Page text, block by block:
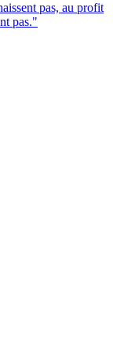
pas, au profit
pas."